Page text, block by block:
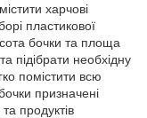
харчові
пластикової
бочки та площа
підібрати необхідну
помістити всю
призначені
продуктів